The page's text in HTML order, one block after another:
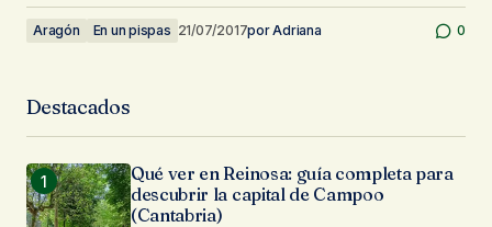
Aragón En un pispas 21/07/2017porAdriana 0
Destacados
Qué ver en Reinosa: guía completa para
descubrir la capital de Campoo
(Cantabria)